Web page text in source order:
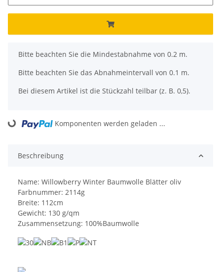
x
Bitte beachten Sie die Mindestabnahme von 0.2 m.
Bitte beachten Sie das Abnahmeintervall von 0.1 m.
Bei diesem Artikel ist die Stückzahl teilbar (z. B. 0,5).
Loading... Komponenten werden geladen ...
Beschreibung
Name: Willowberry Winter Baumwolle Blätter oliv
Farbnummer: 2114g
Breite: 112cm
Gewicht: 130 g/qm
Zusammensetzung: 100%Baumwolle